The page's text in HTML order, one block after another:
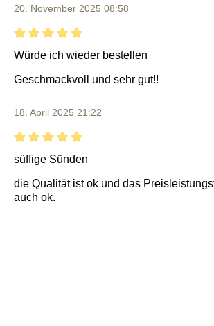
20. November 2025 08:58
Bewertung mit 5 von 5 Sternen
Würde ich wieder bestellen
Geschmackvoll und sehr gut!!
18. April 2025 21:22
Bewertung mit 5 von 5 Sternen
süffige Sünden
die Qualität ist ok und das
auch ok.